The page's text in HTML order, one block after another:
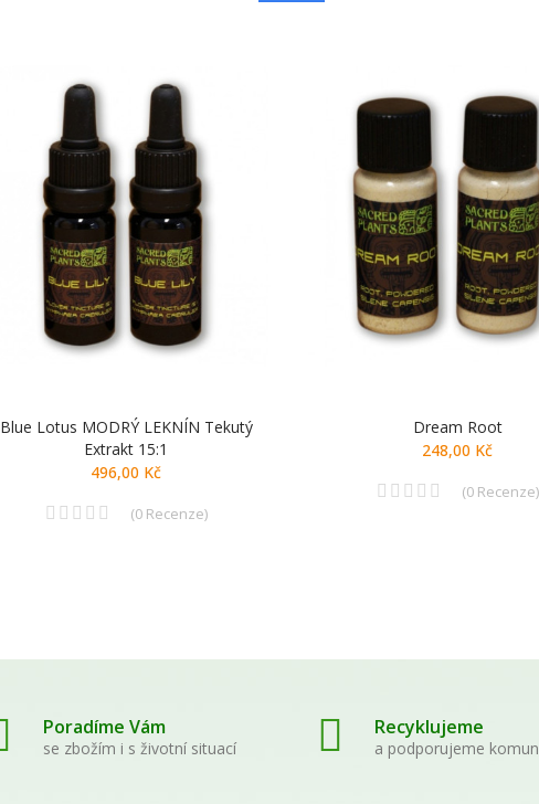
Blue Lotus MODRÝ LEKNÍN Tekutý
Extrakt 15:1
496,00 Kč
(0Recenze)
Dream Root
248,00 Kč
(0Recenze)
Poradíme Vám
se zbožím i s životní situací
Recyklujeme
a podporujeme